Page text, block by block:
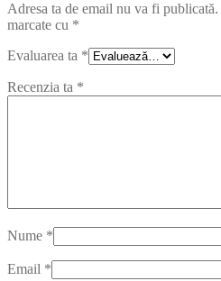
Adresa ta de email nu va fi publicată.
marcate cu *
Evaluarea ta *
Recenzia ta *
Nume *
Email *